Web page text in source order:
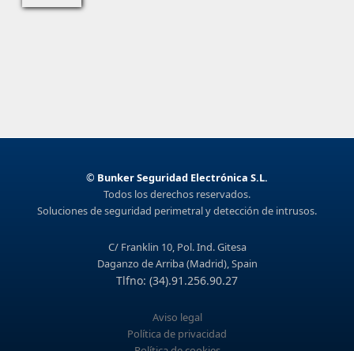
© Bunker Seguridad Electrónica S.L.
Todos los derechos reservados.
Soluciones de seguridad perimetral y detección de intrusos.
C/ Franklin 10, Pol. Ind. Gitesa
Daganzo de Arriba (Madrid), Spain
Tlfno: (34).91.256.90.27
Aviso legal
Política de privacidad